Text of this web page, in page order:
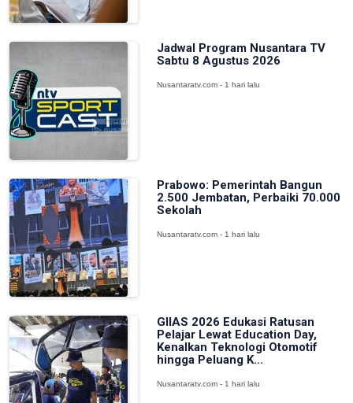
Jadwal Program Nusantara TV
Sabtu 8 Agustus 2026
Nusantaratv.com - 1 hari lalu
Prabowo: Pemerintah Bangun
2.500 Jembatan, Perbaiki 70.000
Sekolah
Nusantaratv.com - 1 hari lalu
GIIAS 2026 Edukasi Ratusan
Pelajar Lewat Education Day,
Kenalkan Teknologi Otomotif
hingga Peluang K...
Nusantaratv.com - 1 hari lalu